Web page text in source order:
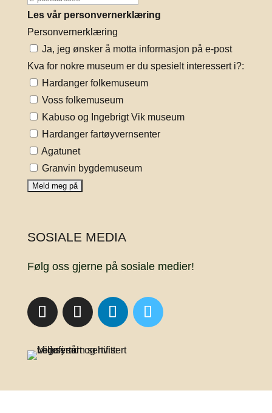
Les vår personvernerklæring
Personvernerklæring
Ja, jeg ønsker å motta informasjon på e-post
Kva for nokre museum er du spesielt interessert i?:
Hardanger folkemuseum
Voss folkemuseum
Kabuso og Ingebrigt Vik museum
Hardanger fartøyvernsenter
Agatunet
Granvin bygdemuseum
SOSIALE MEDIA
Følg oss gjerne på sosiale medier!